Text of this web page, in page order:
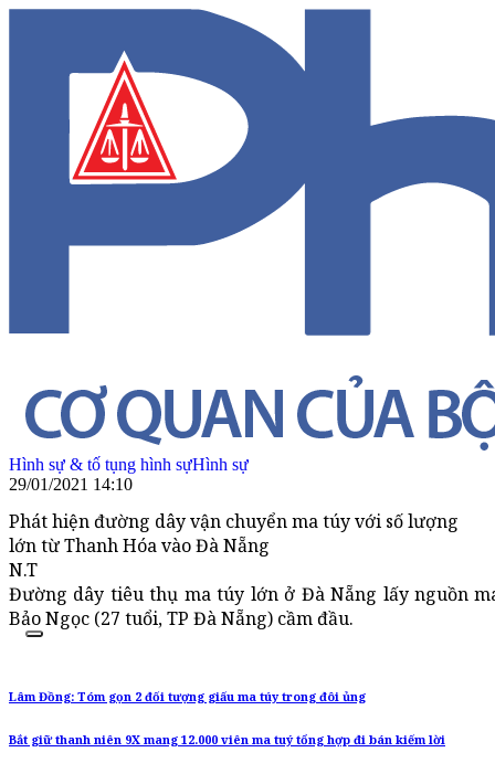
Hình sự & tố tụng hình sựHình sự
29/01/2021 14:10
Phát hiện đường dây vận chuyển ma túy với số lượng
lớn từ Thanh Hóa vào Đà Nẵng
N.T
Đường dây tiêu thụ ma túy lớn ở Đà Nẵng lấy nguồn
Bảo Ngọc (27 tuổi, TP Đà Nẵng) cầm đầu.
Lâm Đồng: Tóm gọn 2 đối tượng giấu ma túy trong đôi ủng
Bắt giữ thanh niên 9X mang 12.000 viên ma tuý tổng hợp đi bán kiếm lời